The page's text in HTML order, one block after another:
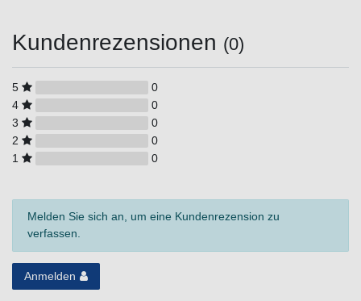
Kundenrezensionen (0)
5
0
4
0
3
0
2
0
1
0
Melden Sie sich an, um eine Kundenrezension zu
verfassen.
Anmelden